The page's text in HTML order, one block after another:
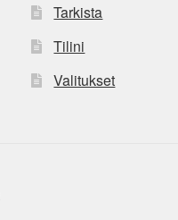
Tarkista
Tilini
Valitukset